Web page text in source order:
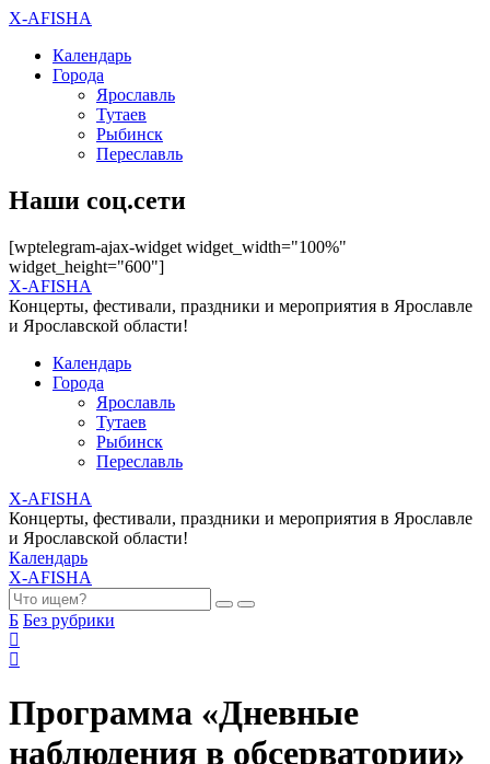
X-AFISHA
Календарь
Города
Ярославль
Тутаев
Рыбинск
Переславль
Наши соц.сети
[wptelegram-ajax-widget widget_width="100%"
widget_height="600"]
X-AFISHA
Концерты, фестивали, праздники и мероприятия в Ярославле
и Ярославской области!
Календарь
Города
Ярославль
Тутаев
Рыбинск
Переславль
X-AFISHA
Концерты, фестивали, праздники и мероприятия в Ярославле
и Ярославской области!
Календарь
X-AFISHA
Б Без рубрики
Программа «Дневные
наблюдения в обсерватории»